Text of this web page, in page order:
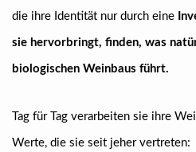
die ihre Identität nur durch eine
sie hervorbringt, finden, was
biologischen Weinbaus führt.
Tag für Tag verarbeiten sie ihre
Werte, die sie seit jeher vertreten: